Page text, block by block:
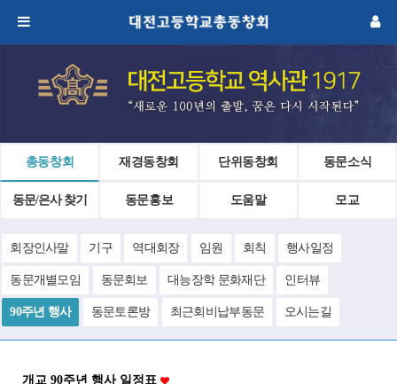
총동창회 재경동창회 단위동창회 동문소식
동문/은사 찾기 동문홍보 도움말 모교
회장인사말 기구 역대회장 임원 회칙 행사일정
동문개별모임 동문회보 대능장학 문화재단 인터뷰
90주년 행사 동문토론방 최근회비납부동문 오시는길
개교 90주년 행사 일정표